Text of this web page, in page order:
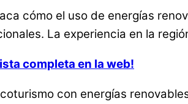
cómo el uso de energías
La experiencia en la
completa en la web!